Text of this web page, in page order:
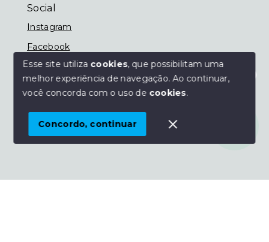
Olá! Estamos disponíveis para te ajudar.
Social
Instagram
Facebook
© Copyright 2026 - Imobiliária Nassif - Todos os
SITE PARA IMOBILIARIA
Esse site utiliza cookies, que possibilitam uma
melhor experiência de navegação.Ao continuar,
você concorda com o uso de cookies.
Concordo, continuar